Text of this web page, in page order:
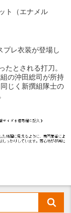
ト（エナメル
レ衣装が登場し
たとされる打刀。
の沖田総司が所持
じく新撰組隊士の